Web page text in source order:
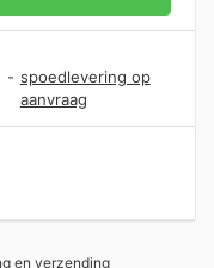
- spoedlevering op
aanvraag
en verzending